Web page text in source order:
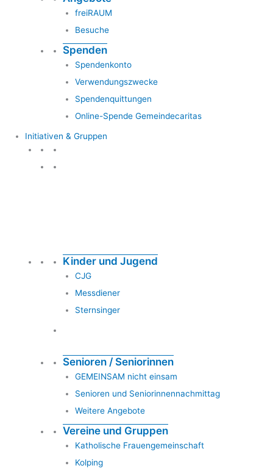
freiRAUM
Besuche
Spenden
Spendenkonto
Verwendungszwecke
Spendenquittungen
Online-Spende Gemeindecaritas
Initiativen & Gruppen
Kinder und Jugend
CJG
Messdiener
Sternsinger
Senioren / Seniorinnen
GEMEINSAM nicht einsam
Senioren und Seniorinnennachmittag
Weitere Angebote
Vereine und Gruppen
Katholische Frauengemeinschaft
Kolping